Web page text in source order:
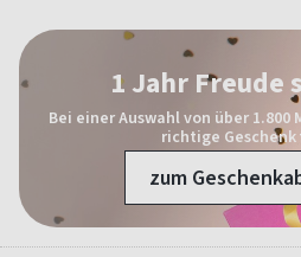
1 Jahr Freude
Bei einer Auswahl von über 1.800
richtige
zum